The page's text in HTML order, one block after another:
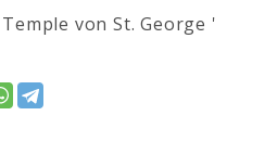
von St. George '